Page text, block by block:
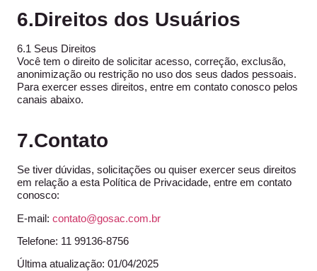
6.Direitos dos Usuários
6.1 Seus Direitos
Você tem o direito de solicitar acesso, correção, exclusão,
anonimização ou restrição no uso dos seus dados pessoais.
Para exercer esses direitos, entre em contato conosco pelos
canais abaixo.
7.Contato
Se tiver dúvidas, solicitações ou quiser exercer seus direitos
em relação a esta Política de Privacidade, entre em contato
conosco:
E-mail: contato@gosac.com.br
Telefone: 11 99136-8756
Última atualização: 01/04/2025